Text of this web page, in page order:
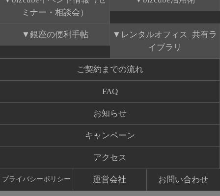
ミナー・相談会）
銀座の便利手帖
レンタルオフィス_共有ラ
イブラリ
ご契約までの流れ
FAQ
お知らせ
キャンペーン
アクセス
プライバシーポリシー 運営会社 お問い合わせ